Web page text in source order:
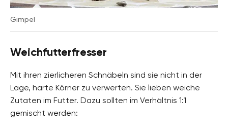
Gimpel
Weichfutterfresser
Mit ihren zierlicheren Schnäbeln sind sie nicht in der
Lage, harte Körner zu verwerten. Sie lieben weiche
Zutaten im Futter. Dazu sollten im Verhältnis 1:1
gemischt werden: